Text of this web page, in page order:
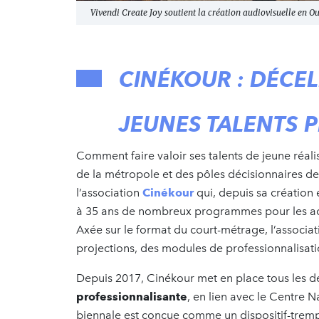
Vivendi Create Joy soutient la création audiovisuelle en
CINÉKOUR :
JEUNES TALENTS
Comment faire valoir ses talents de jeune
de la métropole et des pôles décisionnaires
l’association Cinékourqui, depuis sa création
à 35 ans de nombreux programmes pour les
Axée sur le format du court-métrage,
projections, des modules de
Depuis 2017, Cinékour met en place tous les
professionnalisante, en lien avec le Centre
biennale est conçue comme un dispositif-